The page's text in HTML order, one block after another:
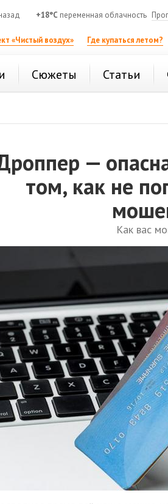
+18°C переменная облачность
«Чистый воздух» Где купаться летом?
Сюжеты Статьи
—
том, как не
Как вас